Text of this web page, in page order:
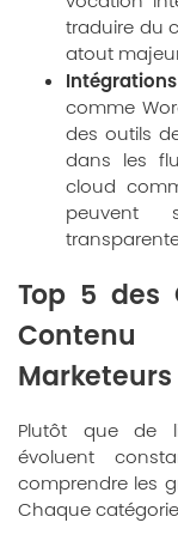
traduire du
atout
comme
des outils
dans les
cloud
peuvent
Top 5 des
Contenu
Plutôt que de
évoluent
comprendre les
Chaque